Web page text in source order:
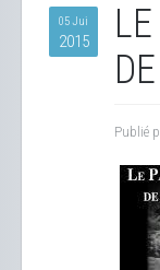
05 Jui
2015
Publié